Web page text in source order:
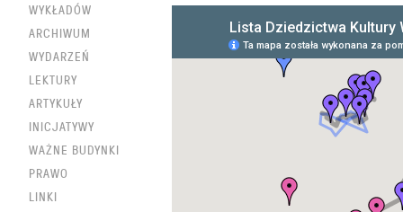
WYKŁADÓW
ARCHIWUM
WYDARZEŃ
LEKTURY
ARTYKUŁY
INICJATYWY
WAŻNE BUDYNKI
PRAWO
LINKI